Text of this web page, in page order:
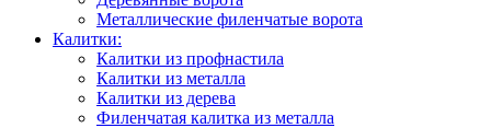
Металлические филенчатые ворота
Калитки:
Калитки из профнастила
Калитки из металла
Калитки из дерева
Филенчатая калитка из металла